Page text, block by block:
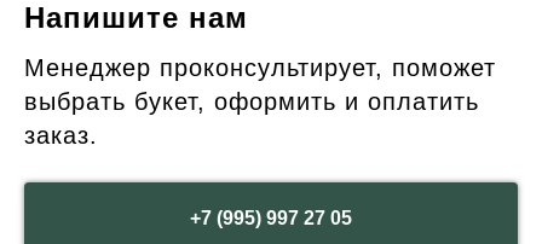
Напишите нам
Менеджер проконсультирует, поможет
выбрать букет, оформить и оплатить
заказ.
+7 (995) 997 27 05